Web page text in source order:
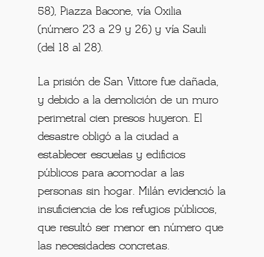
58), Piazza Bacone, vía Oxilia
(número 23 a 29 y 26) y vía Sauli
(del 18 al 28).
La prisión de San Vittore fue dañada,
y debido a la demolición de un muro
perimetral cien presos huyeron. El
desastre obligó a la ciudad a
establecer escuelas y edificios
públicos para acomodar a las
personas sin hogar. Milán evidenció la
insuficiencia de los refugios públicos,
que resultó ser menor en número que
las necesidades concretas.